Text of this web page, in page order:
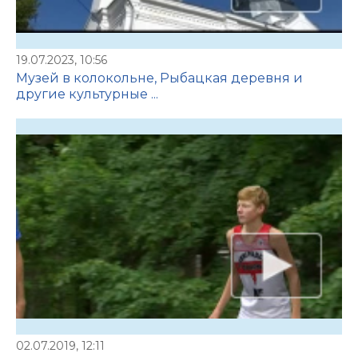
19.07.2023, 10:56
Музей в колокольне, Рыбацкая деревня и
другие культурные ...
02.07.2019, 12:11